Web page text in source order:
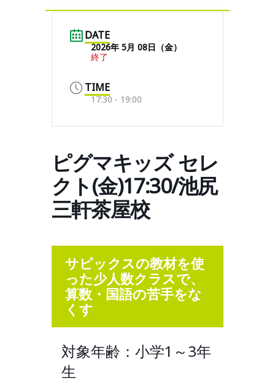
DATE
2026年 5月 08日（金）
終了
TIME
17:30 - 19:00
ピグマキッズ セレ
クト(金)17:30/池尻
三軒茶屋校
サピックスの教材を使
った少人数クラスで、
算数・国語の苦手をな
くす
対象年齢：小学1～3年
生